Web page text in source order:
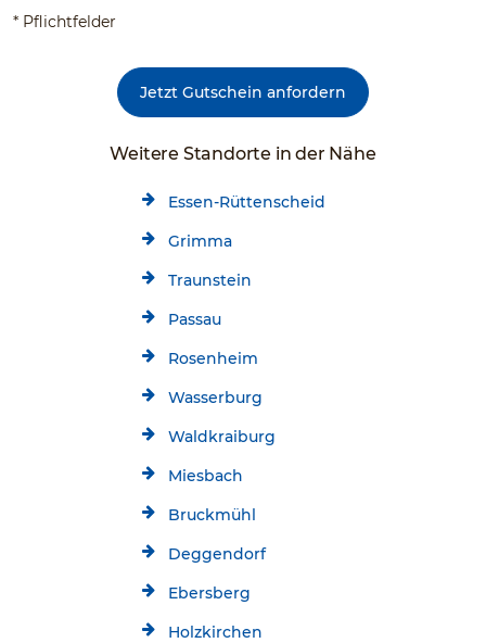
* Pflichtfelder
Jetzt Gutschein anfordern
Weitere Standorte in der Nähe
Essen-Rüttenscheid
Grimma
Traunstein
Passau
Rosenheim
Wasserburg
Waldkraiburg
Miesbach
Bruckmühl
Deggendorf
Ebersberg
Holzkirchen